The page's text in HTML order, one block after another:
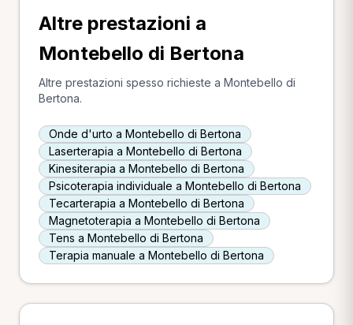
Altre prestazioni a
Montebello di Bertona
Altre prestazioni spesso richieste a Montebello di
Bertona.
Onde d'urto a Montebello di Bertona
Laserterapia a Montebello di Bertona
Kinesiterapia a Montebello di Bertona
Psicoterapia individuale a Montebello di Bertona
Tecarterapia a Montebello di Bertona
Magnetoterapia a Montebello di Bertona
Tens a Montebello di Bertona
Terapia manuale a Montebello di Bertona